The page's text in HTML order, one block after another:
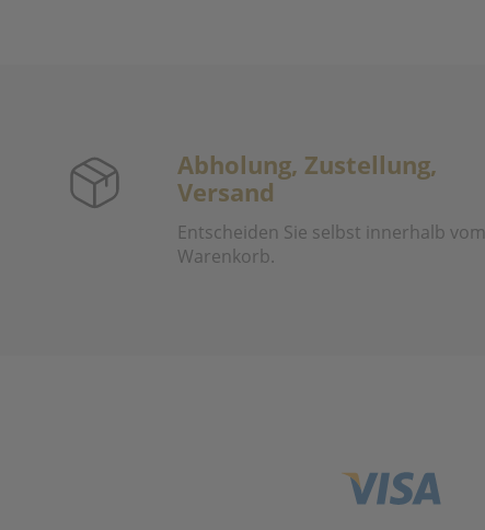
Abholung, Zustellung,
Versand
Entscheiden Sie selbst innerhalb vom
Warenkorb.